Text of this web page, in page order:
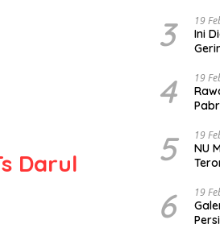
Darul
3 19
Ini
4 19
5 19
NU
6 19